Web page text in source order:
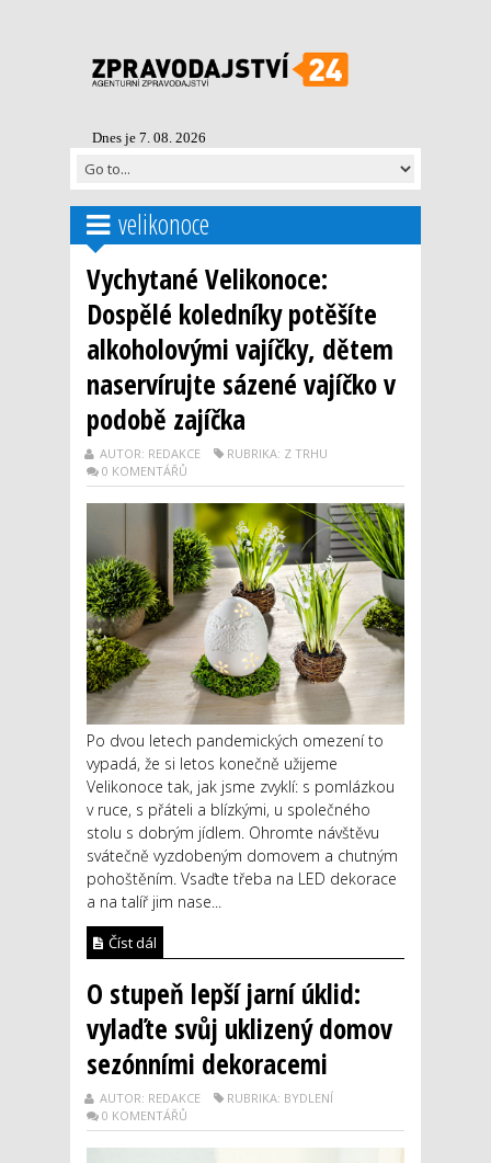
Dnes je 7. 08. 2026
velikonoce
Vychytané Velikonoce:
Dospělé koledníky potěšíte
alkoholovými vajíčky, dětem
naservírujte sázené vajíčko v
podobě zajíčka
AUTOR: REDAKCE
RUBRIKA: Z TRHU
0 KOMENTÁŘŮ
Po dvou letech pandemických omezení to
vypadá, že si letos konečně užijeme
Velikonoce tak, jak jsme zvyklí: s pomlázkou
v ruce, s přáteli a blízkými, u společného
stolu s dobrým jídlem. Ohromte návštěvu
svátečně vyzdobeným domovem a chutným
pohoštěním. Vsaďte třeba na LED dekorace
a na talíř jim nase...
Číst dál
O stupeň lepší jarní úklid:
vylaďte svůj uklizený domov
sezónními dekoracemi
AUTOR: REDAKCE
RUBRIKA: BYDLENÍ
0 KOMENTÁŘŮ